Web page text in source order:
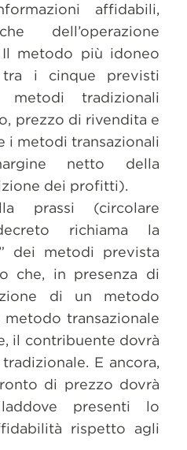
affidabili,
dell’operazione
metodo più idoneo
tra i cinque previsti
metodi tradizionali
prezzo di rivendita e
i metodi transazionali
netto della
dei profitti).
prassi (circolare
richiama la
dei metodi prevista
che, in presenza di
di un metodo
transazionale
il contribuente dovrà
E ancora,
di prezzo dovrà
presenti lo
rispetto agli